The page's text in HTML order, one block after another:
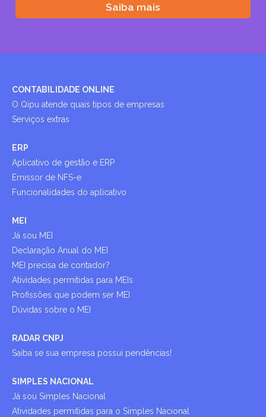
Saiba mais
CONTABILIDADE ONLINE
O Qipu atende quais tipos de empresas
Serviços extras
ERP
Aplicativo de gestão e ERP
Emissor de NFS-e
Funcionalidades do aplicativo
MEI
Já sou MEI
Declaração Anual do MEI
MEI precisa de contador?
Atividades permitidas para MEIs
Profissões que podem ser MEI
Dúvidas sobre o MEI
RADAR CNPJ
Saiba se sua empresa possui pendências!
SIMPLES NACIONAL
Já sou Simples Nacional
Atividades permitidas para o Simples Nacional